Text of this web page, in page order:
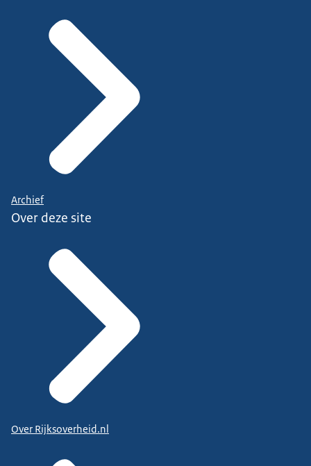
Archief
Over deze site
Over Rijksoverheid.nl